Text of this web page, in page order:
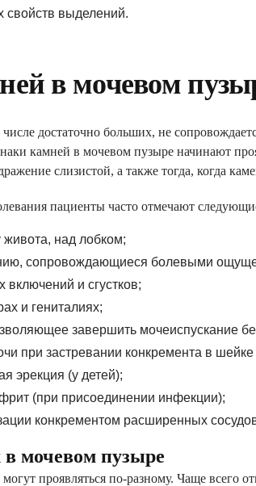
свойств выделений.
в мочевом
достаточно больших, не
камней в мочевом пузыре начинают
слизистой, а также тогда, когда
пациенты часто отмечают
над лобком;
сопровождающиеся болевыми
и сгустков;
и гениталиях;
завершить мочеиспускание
при застревании конкремента в
эрекция (у детей);
(при присоединении инфекции);
конкрементом расширенных
мочевом пузыре
проявляться по-разному. Чаще всего
педиатра,
ОНЛАЙН